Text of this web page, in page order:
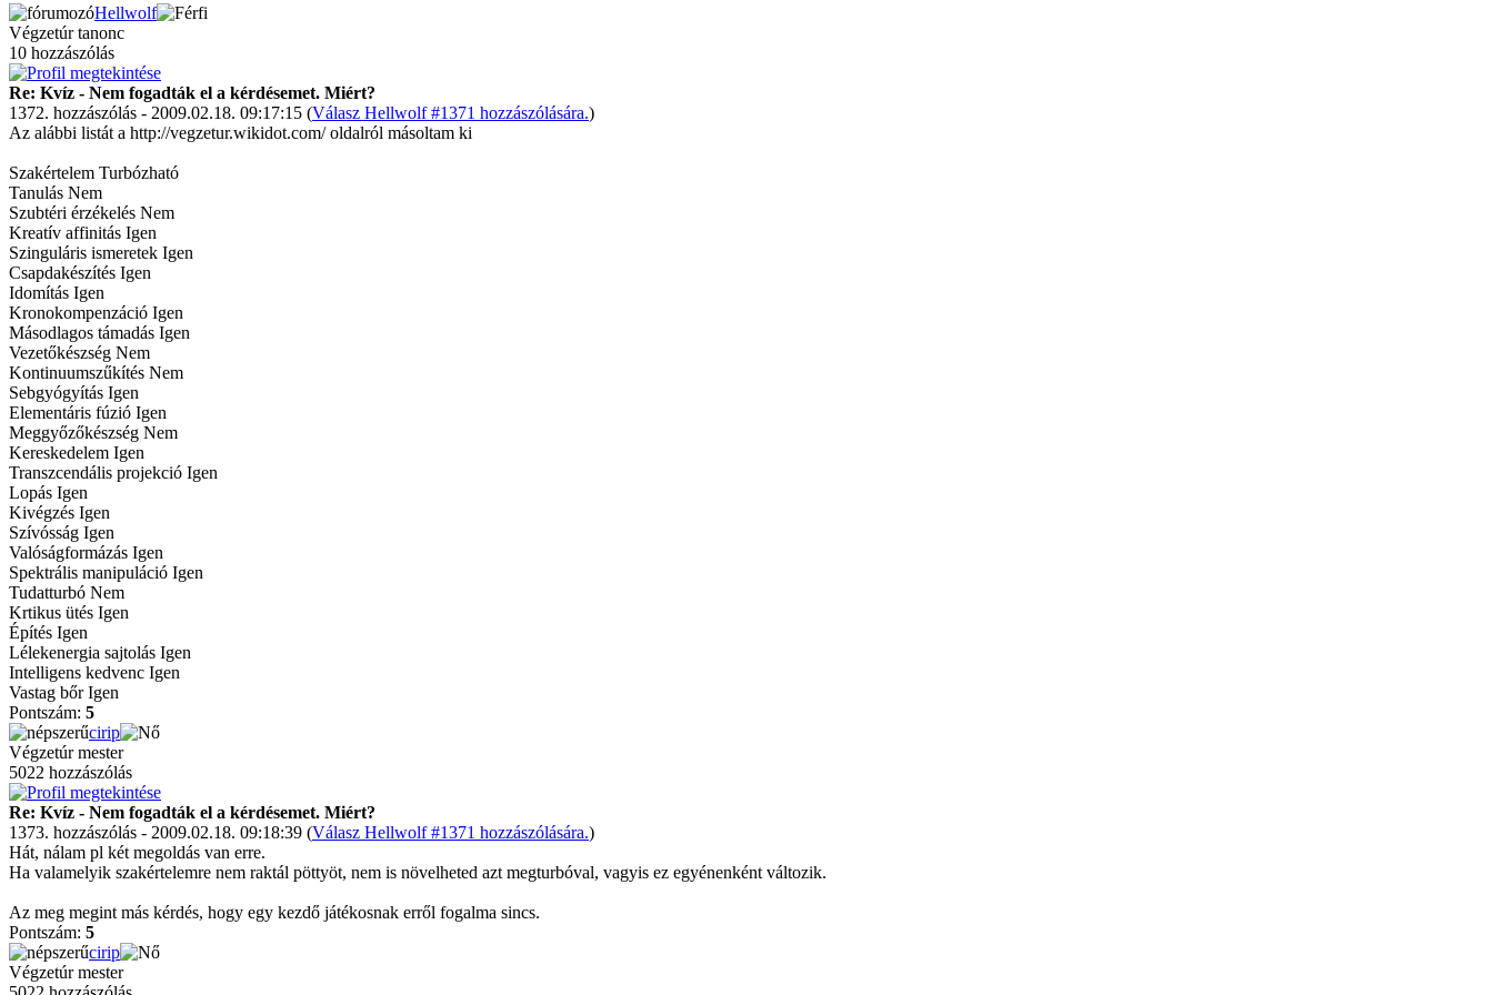
Hellwolf
Végzetúr tanonc
10 hozzászólás
Re: Kvíz - Nem fogadták el a kérdésemet. Miért?
1372. hozzászólás - 2009.02.18. 09:17:15 (Válasz Hellwolf #1371 hozzászólására.)
Az alábbi listát a http://vegzetur.wikidot.com/ oldalról másoltam ki
Szakértelem Turbózható
Tanulás Nem
Szubtéri érzékelés Nem
Kreatív affinitás Igen
Szinguláris ismeretek Igen
Csapdakészítés Igen
Idomítás Igen
Kronokompenzáció Igen
Másodlagos támadás Igen
Vezetőkészség Nem
Kontinuumszűkítés Nem
Sebgyógyítás Igen
Elementáris fúzió Igen
Meggyőzőkészség Nem
Kereskedelem Igen
Transzcendális projekció Igen
Lopás Igen
Kivégzés Igen
Szívósság Igen
Valóságformázás Igen
Spektrális manipuláció Igen
Tudatturbó Nem
Krtikus ütés Igen
Építés Igen
Lélekenergia sajtolás Igen
Intelligens kedvenc Igen
Vastag bőr Igen
Pontszám: 5
cirip
Végzetúr mester
5022 hozzászólás
Re: Kvíz - Nem fogadták el a kérdésemet. Miért?
1373. hozzászólás - 2009.02.18. 09:18:39 (Válasz Hellwolf #1371 hozzászólására.)
Hát, nálam pl két megoldás van erre.
Ha valamelyik szakértelemre nem raktál pöttyöt, nem is növelheted azt megturbóval, vagyis ez egyénenként változik.
Az meg megint más kérdés, hogy egy kezdő játékosnak erről fogalma sincs.
Pontszám: 5
cirip
Végzetúr mester